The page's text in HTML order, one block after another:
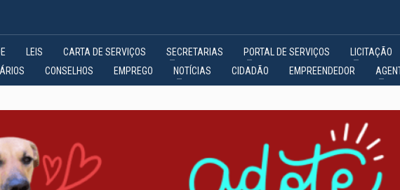
LEIS CARTA DE SERVIÇOS SECRETARIAS PORTAL DE SERVIÇOS LICITAÇÃO
CONSELHOS EMPREGO NOTÍCIAS CIDADÃO EMPREENDEDOR